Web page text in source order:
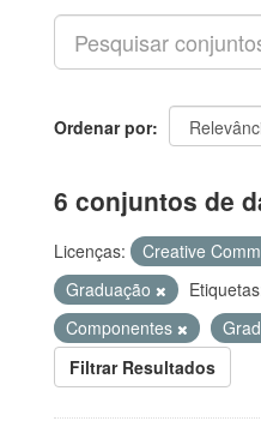
Ordenar por
6 conjuntos de
Licenças: Creative
Graduação
Componentes
Filtrar Resultados